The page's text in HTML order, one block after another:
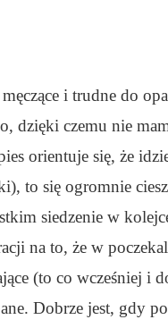
i trudne do
dzięki czemu nie
orientuje się, że
to się ogromnie
siedzenie w
na to, że w
(to co wcześniej i
Dobrze jest, gdy